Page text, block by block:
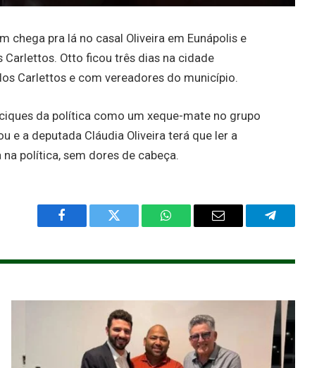
chega pra lá no casal Oliveira em Eunápolis e
Otto ficou três dias na cidade
Carlettos e com vereadores do município.
da política como um xeque-mate no grupo
e a deputada Cláudia Oliveira terá que ler a
política, sem dores de cabeça.
Facebook Twitter WhatsAppEmail Telegram